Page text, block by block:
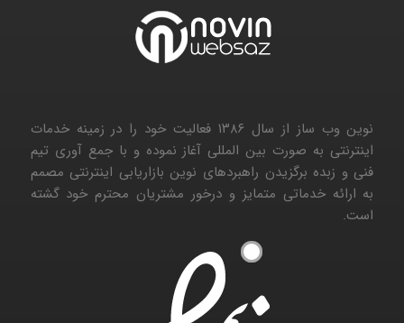
نوین وب ساز از سال ۱۳۸۶ فعالیت خود را در زمینه خدمات
اینترنتی به صورت بین المللی آغاز نموده و با جمع آوری تیم
فنی و زبده برگزیدن راهبردهای نوین بازاریابی اینترنتی مصمم
به ارائه خدماتی متمایز و درخور مشتریان محترم خود گشته
است.